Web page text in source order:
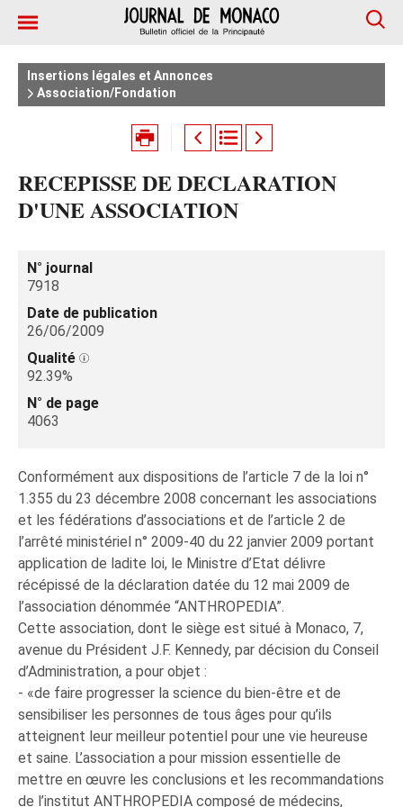
Insertions légales et Annonces
Association/Fondation
RECEPISSE DE DECLARATION
D'UNE ASSOCIATION
N° journal
7918
Date de publication
26/06/2009
Qualité
92.39%
N° de page
4063
Conformément aux dispositions de l’article 7 de la loi n°
1.355 du 23 décembre 2008 concernant les associations
et les fédérations d’associations et de l’article 2 de
l’arrêté ministériel n° 2009-40 du 22 janvier 2009 portant
application de ladite loi, le Ministre d’Etat délivre
récépissé de la déclaration datée du 12 mai 2009 de
l’association dénommée “ANTHROPEDIA”.
Cette association, dont le siège est situé à Monaco, 7,
avenue du Président J.F. Kennedy, par décision du Conseil
d’Administration, a pour objet :
- «de faire progresser la science du bien-être et de
sensibiliser les personnes de tous âges pour qu’ils
atteignent leur meilleur potentiel pour une vie heureuse
et saine. L’association a pour mission essentielle de
mettre en œuvre les conclusions et les recommandations
de l’institut ANTHROPEDIA composé de médecins,